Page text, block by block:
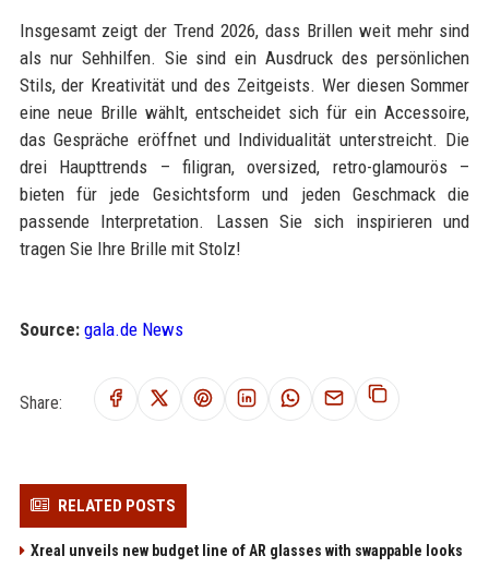
Insgesamt zeigt der Trend 2026, dass Brillen weit mehr sind
als nur Sehhilfen. Sie sind ein Ausdruck des persönlichen
Stils, der Kreativität und des Zeitgeists. Wer diesen Sommer
eine neue Brille wählt, entscheidet sich für ein Accessoire,
das Gespräche eröffnet und Individualität unterstreicht. Die
drei Haupttrends – filigran, oversized, retro-glamourös –
bieten für jede Gesichtsform und jeden Geschmack die
passende Interpretation. Lassen Sie sich inspirieren und
tragen Sie Ihre Brille mit Stolz!
Source: gala.de News
Share:
RELATED POSTS
Xreal unveils new budget line of AR glasses with swappable looks